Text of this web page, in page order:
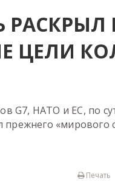
ЦЕЛИ
НАТО и ЕС, по
прежнего «мирового
Печать